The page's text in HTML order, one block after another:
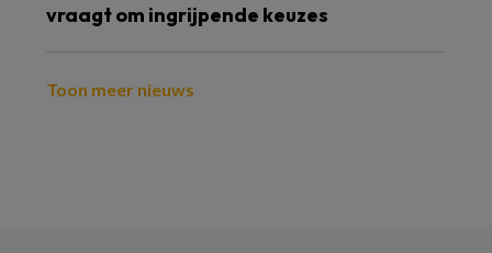
vraagt om ingrijpende keuzes
Toon meer nieuws